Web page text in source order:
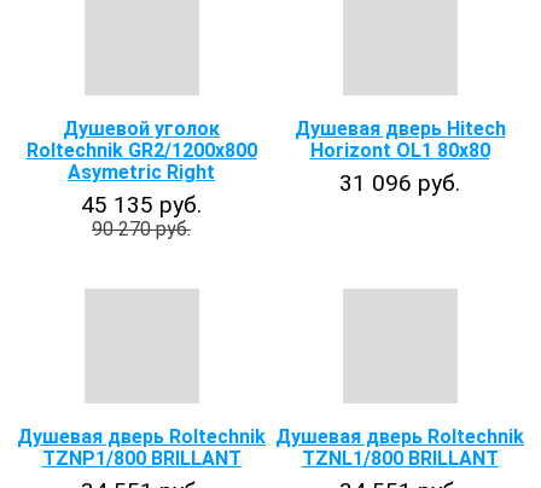
Душевой уголок
Roltechnik GR2/1200x800
Asymetric Right
45 135 руб.
90 270 руб.
Душевая дверь Hitech
Horizont OL1 80х80
31 096 руб.
Душевая дверь Roltechnik
TZNP1/800 BRILLANT
Душевая дверь Roltechnik
TZNL1/800 BRILLANT